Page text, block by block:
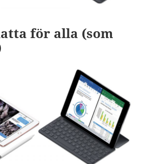
för alla (som